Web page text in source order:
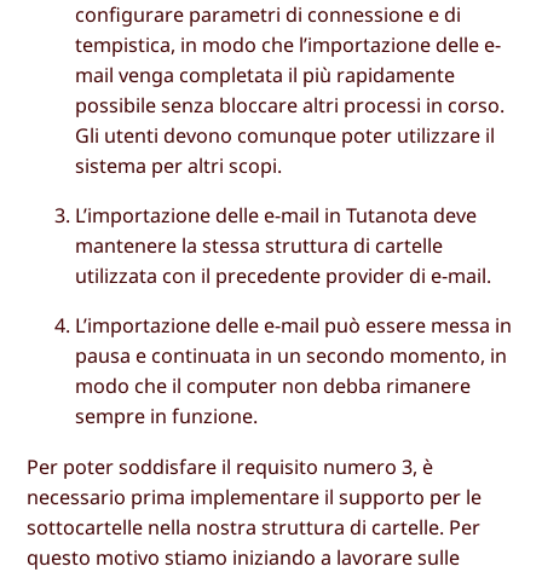
configurare parametri di connessione e di
tempistica, in modo che l’importazione delle e-
mail venga completata il più rapidamente
possibile senza bloccare altri processi in corso.
Gli utenti devono comunque poter utilizzare il
sistema per altri scopi.
L’importazione delle e-mail in Tutanota deve
mantenere la stessa struttura di cartelle
utilizzata con il precedente provider di e-mail.
L’importazione delle e-mail può essere messa in
pausa e continuata in un secondo momento, in
modo che il computer non debba rimanere
sempre in funzione.
Per poter soddisfare il requisito numero 3, è
necessario prima implementare il supporto per le
sottocartelle nella nostra struttura di cartelle. Per
questo motivo stiamo iniziando a lavorare sulle